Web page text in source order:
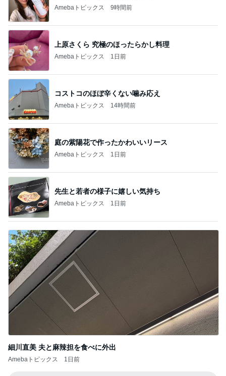
Amebaトピックス 9時間前
上原さくら 究極のほったらかし料理
Amebaトピックス 1日前
コストコのほぼ辛くない噛み応え
Amebaトピックス 14時間前
庭の紫陽花で作ったかわいいリース
Amebaトピックス 1日前
先生と若者の様子に嬉しい気持ち
Amebaトピックス 1日前
細川直美 夫と麻辣担を食べに外出
Amebaトピックス 1日前